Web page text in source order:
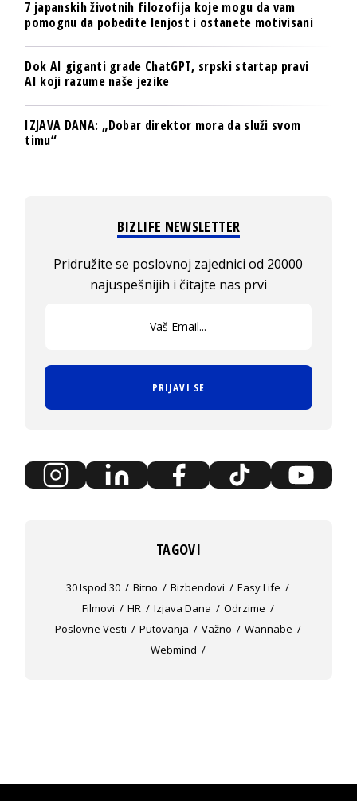
7 japanskih životnih filozofija koje mogu da vam
pomognu da pobedite lenjost i ostanete motivisani
Dok AI giganti grade ChatGPT, srpski startap pravi
AI koji razume naše jezike
IZJAVA DANA: „Dobar direktor mora da služi svom
timu“
BIZLIFE NEWSLETTER
Pridružite se poslovnoj zajednici od 20000
najuspešnijih i čitajte nas prvi
PRIJAVI SE
TAGOVI
30 Ispod 30 Bitno Bizbendovi
Easy Life
Filmovi
HR Izjava Dana
Odrzime
Poslovne Vesti
Putovanja Važno
Wannabe
Webmind